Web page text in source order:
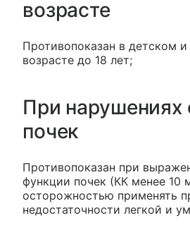
возрасте
Противопоказан в детском
возрасте до 18 лет;
При нарушениях
почек
Противопоказан при
функции почек (КК менее 10
осторожностью применять
недостаточности легкой и